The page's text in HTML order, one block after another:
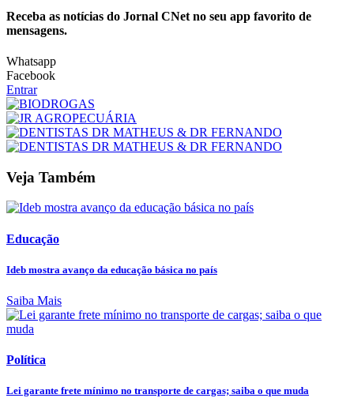
Receba as notícias do Jornal CNet no seu app favorito de
mensagens.
Whatsapp
Facebook
Entrar
Veja Também
Educação
Ideb mostra avanço da educação básica no país
Saiba Mais
Política
Lei garante frete mínimo no transporte de cargas; saiba o que muda